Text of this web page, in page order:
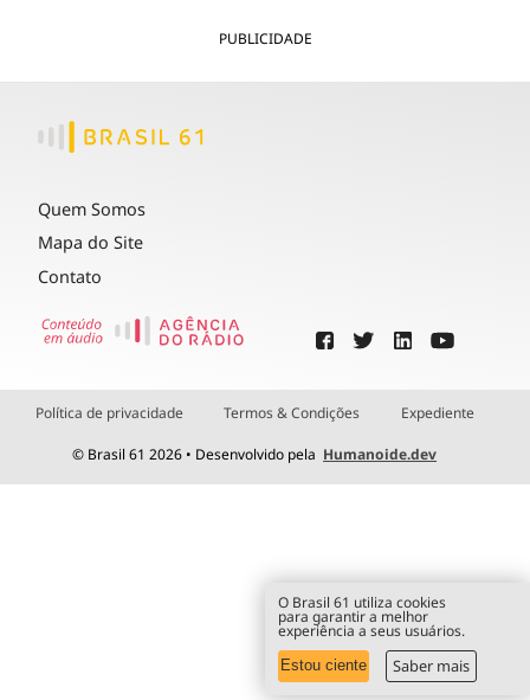
PUBLICIDADE
Quem Somos
Mapa do Site
Contato
Política de privacidade Termos & Condições Expediente
© Brasil 61 2026 • Desenvolvido pela Humanoide.dev
O Brasil 61 utiliza cookies
para garantir a melhor
experiência a seus usuários.
Estou ciente Saber mais